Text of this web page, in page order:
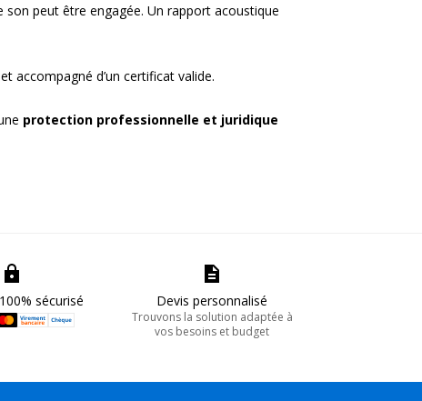
peut être engagée. Un rapport acoustique
accompagné d’un certificat valide.
protection professionnelle et juridique
sécurisé Devis personnalisé
Trouvons la solution adaptée à
vos besoins et budget